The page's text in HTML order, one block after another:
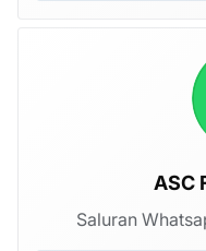
ASC
Saluran